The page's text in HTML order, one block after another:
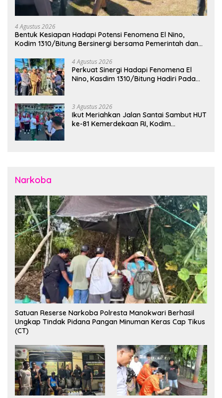
4 Agustus 2026
Bentuk Kesiapan Hadapi Potensi Fenomena El Nino,
Kodim 1310/Bitung Bersinergi bersama Pemerintah dan
Bencana
4 Agustus 2026
Perkuat Sinergi Hadapi Fenomena El
Nino, Kasdim 1310/Bitung Hadiri Pada
3 Agustus 2026
Ikut Meriahkan Jalan Santai Sambut HUT
ke-81 Kemerdekaan RI, Kodim
Narkoba
Satuan Reserse Narkoba Polresta Manokwari Berhasil
Ungkap Tindak Pidana Pangan Minuman Keras Cap Tikus
(CT)